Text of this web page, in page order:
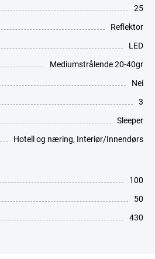
25
Reflektor
LED
Mediumstrålende 20-40gr
Nei
3
Sleeper
Hotell og næring, Interiør/Innendørs
100
50
430